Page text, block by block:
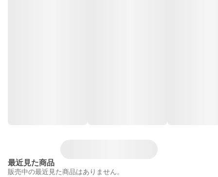
最近見た商品
販売中の最近見た商品はありません。